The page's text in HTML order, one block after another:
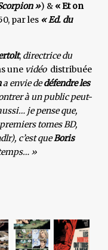
») & « Et on
par les « Ed. du
, directrice du
une vidéo distribuée
a envie dedéfendre les
à un public peut-
je pense que,
tomes BD,
c’est queBoris
»